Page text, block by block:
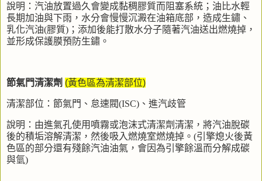
說明：汽油放置過久會變成黏稠膠質而阻塞系統；油比水輕
長期加油與下雨，水分會慢慢沉澱在油箱底部，造成生鏽、
乳化汽油(膠質) ；添加後能打散水分子隨著汽油送出燃燒掉，
並形成保護膜預防生鏽。
節氣門清潔劑 (黃色區為清潔部位)
清潔部位：節氣門、怠速閥(ISC) 、進汽歧管
說明：由進氣孔使用噴霧或泡沫式清潔劑清潔，將汽油脫碳
後的積垢溶解清潔，然後吸入燃燒室燃燒掉。 (引擎熄火後黃
色區的部分還有殘餘汽油油氣，會因為引擎餘溫而分解成碳
與氫)